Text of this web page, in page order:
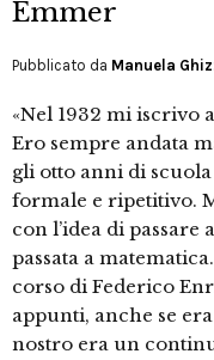
Emmer
Pubblicato da Manuela
«Nel 1932 mi iscrivo
Ero sempre andata
gli otto anni di
formale e ripetitivo.
con l’idea di passare
passata a
corso di Federico
appunti, anche se
nostro era un